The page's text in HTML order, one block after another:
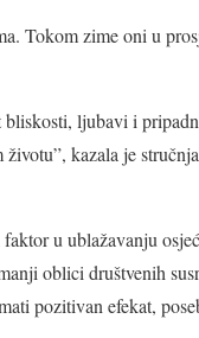
Tokom zime oni u
ljubavi i
kazala je
u ublažavanju
oblici društvenih
pozitivan efekat,